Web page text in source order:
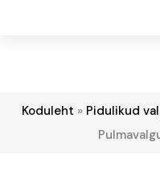
Koduleht » Pidulikud